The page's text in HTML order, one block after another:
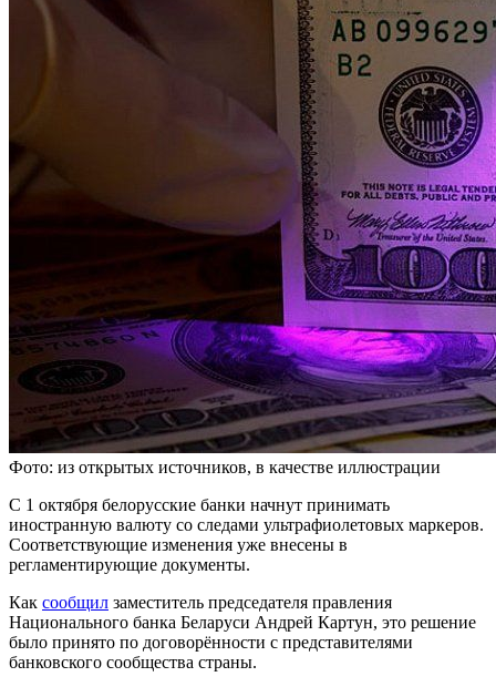
Фото: из открытых источников, в качестве иллюстрации
С 1 октября белорусские банки начнут принимать
иностранную валюту со следами ультрафиолетовых маркеров.
Соответствующие изменения уже внесены в
регламентирующие документы.
Как сообщил заместитель председателя правления
Национального банка Беларуси Андрей Картун, это решение
было принято по договорённости с представителями
банковского сообщества страны.